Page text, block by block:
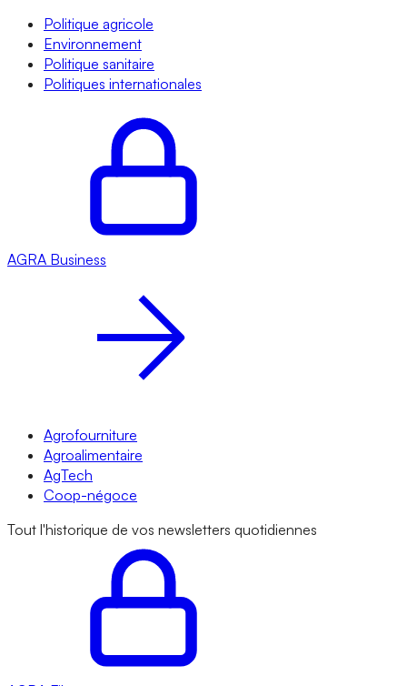
Politique agricole
Environnement
Politique sanitaire
Politiques internationales
AGRA Business
Agrofourniture
Agroalimentaire
AgTech
Coop-négoce
Tout l'historique de vos newsletters quotidiennes